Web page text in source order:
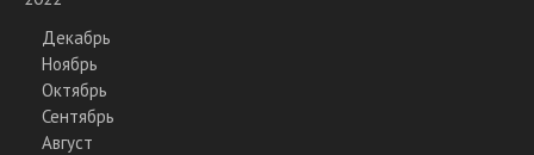
Декабрь
Ноябрь
Октябрь
Сентябрь
Август